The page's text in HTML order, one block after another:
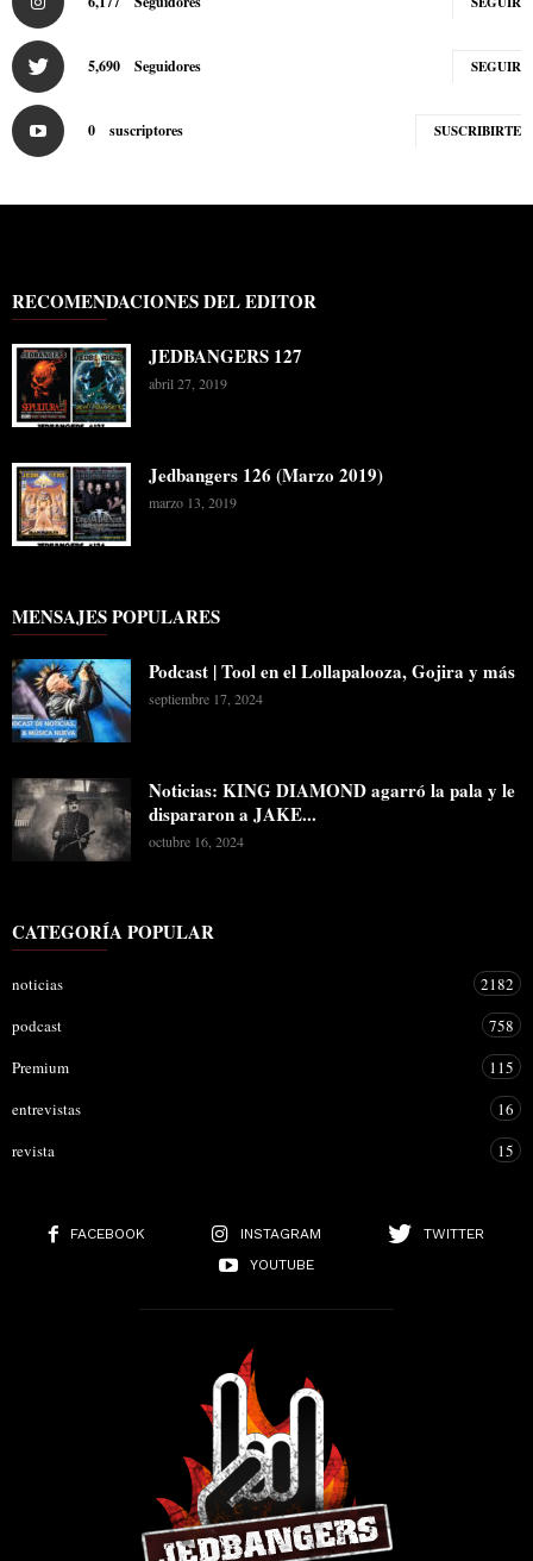
5,690 Seguidores SEGUIR
0 suscriptores SUSCRIBIRTE
RECOMENDACIONES DEL EDITOR
JEDBANGERS 127
abril 27, 2019
Jedbangers 126 (Marzo 2019)
marzo 13, 2019
MENSAJES POPULARES
Podcast | Tool en el Lollapalooza, Gojira y más
septiembre 17, 2024
Noticias: KING DIAMOND agarró la pala y le
dispararon a JAKE...
octubre 16, 2024
CATEGORÍA POPULAR
noticias
2182
podcast
758
Premium
115
entrevistas
16
revista
15
FACEBOOK INSTAGRAM
TWITTER
YOUTUBE